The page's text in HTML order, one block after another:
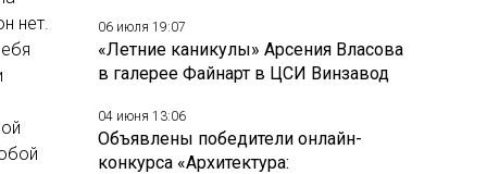
нет.
06 июля 19:07
«Летние каникулы» Арсения Власова
в галерее Файнарт в ЦСИ Винзавод
04 июня 13:06
Объявлены победители онлайн-
конкурса «Архитектура: